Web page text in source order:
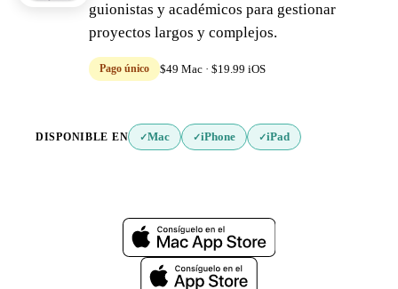
guionistas y académicos para gestionar
proyectos largos y complejos.
Pago único $49 Mac · $19.99 iOS
DISPONIBLE EN ✓Mac ✓iPhone ✓iPad